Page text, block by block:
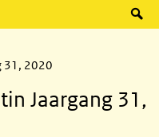
31, 2020
Jaargang 31,